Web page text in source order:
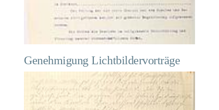
Genehmigung Lichtbildervorträge